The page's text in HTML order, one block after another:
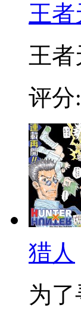
王
王
评分:
猎人
为